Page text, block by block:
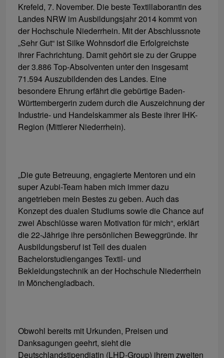
Krefeld, 7. November. Die beste Textillaborantin des
Landes NRW im Ausbildungsjahr 2014 kommt von
der Hochschule Niederrhein. Mit der Abschlussnote
„Sehr Gut“ ist Silke Wohnsdorf die Erfolgreichste
ihrer Fachrichtung. Damit gehört sie zu der Gruppe
der 3.886 Top-Absolventen unter den insgesamt
71.594 Auszubildenden des Landes. Eine
besondere Ehrung erfährt die gebürtige Baden-
Württembergerin zudem durch die Auszeichnung der
Industrie- und Handelskammer als Beste ihrer IHK-
Region (Mittlerer Niederrhein).
„Die gute Betreuung, engagierte Mentoren und ein
super Azubi-Team haben mich immer dazu
angetrieben mein Bestes zu geben. Auch das
Konzept des dualen Studiums sowie die Chance auf
zwei Abschlüsse waren Motivation für mich“, erklärt
die 22-Jährige ihre persönlichen Beweggründe. Ihr
Ausbildungsberuf ist Teil des dualen
Bachelorstudienganges Textil- und
Bekleidungstechnik an der Hochschule Niederrhein
in Mönchengladbach.
Obwohl bereits mit Urkunden, Preisen und
Danksagungen geehrt, sieht die
Deutschlandstipendiatin (LHD-Group) ihrem zweiten